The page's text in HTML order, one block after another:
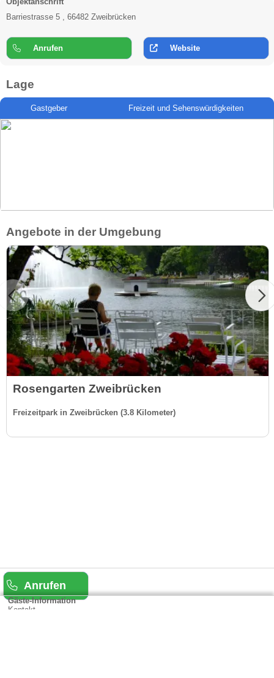
Barriestrasse 5 , 66482 Zweibrücken
Anrufen Website
Lage
Gastgeber Freizeit und Sehenswürdigkeiten
Angebote in der Umgebung
Rosengarten Zweibrücken
Freizeitpark in Zweibrücken (3.8 Kilometer)
Anrufen
Gäste-Information
Kontakt